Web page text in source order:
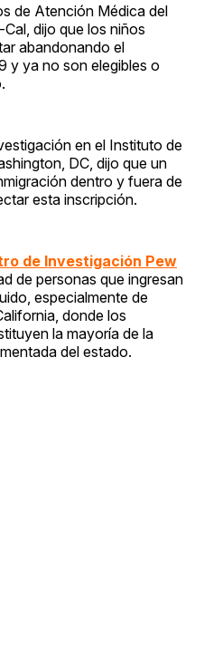
de Atención Médica del
dijo que los niños
abandonando el
y ya no son elegibles o
en el Instituto de
DC, dijo que un
dentro y fuera de
esta inscripción.
de Investigación Pew
de personas que ingresan
especialmente de
donde los
la mayoría de la
del estado.